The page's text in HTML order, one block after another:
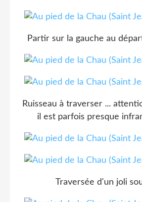
Partir sur la gauche au
Ruisseau à traverser ...
il est parfois presque
Traversée d'un joli